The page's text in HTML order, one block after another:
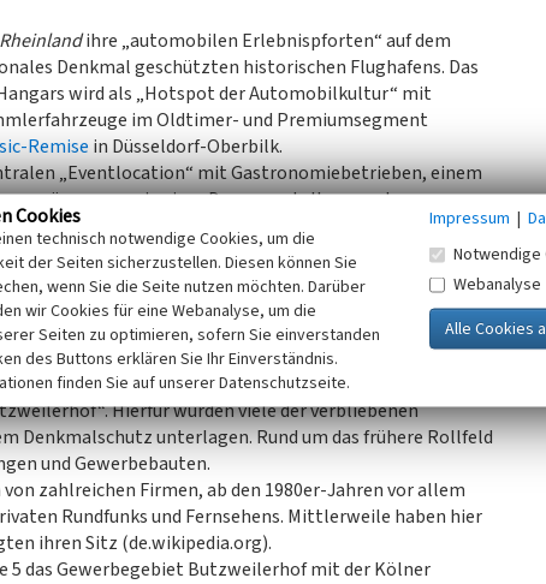
ihre „automobilen Erlebnispforten“ auf dem
Denkmal geschützten historischen Flughafens. Das
wird als „Hotspot der Automobilkultur“ mit
im Oldtimer- und Premiumsegment
Remisein Düsseldorf-Oberbilk.
„Eventlocation“ mit Gastronomiebetrieben, einem
sowie einer Dauerausstellung zu dem
(*1969) umgestaltet.
werden die Geschichte der Luftfahrt und
Motorisierung
können durch Besucherführungen vertieft werden.
nach oben
(d.h. die strukturelle Anpassung) des vormaligen
Hierfür wurden viele der verbliebenen
Denkmalschutz unterlagen. Rund um das frühere Rollfeld
und Gewerbebauten.
zahlreichen Firmen, ab den 1980er-Jahren vor allem
Rundfunks und Fernsehens. Mittlerweile haben hier
ihren Sitz (de.wikipedia.org).
5 das Gewerbegebiet Butzweilerhof mit der Kölner
Cookies
technisch notwendige Cookies, um die
der Seiten sicherzustellen. Diesen können Sie
wenn Sie die Seite nutzen möchten. Darüber
wir Cookies für eine Webanalyse, um die
Seiten zu optimieren, sofern Sie einverstanden
des Buttons erklären Sie Ihr Einverständnis.
finden Sie auf unserer Datenschutzseite.
Impressum |
Notwendige
Webanalyse